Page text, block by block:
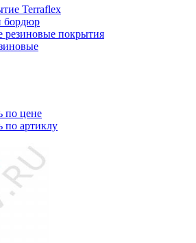
Terraflex
бордюр
резиновые покрытия
по цене
по артиклу